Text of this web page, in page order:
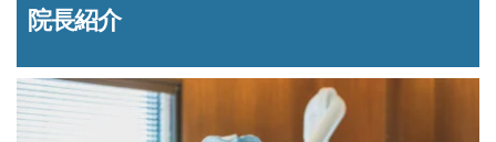
院長紹介